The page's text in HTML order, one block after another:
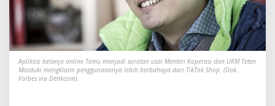
H
u
a
n
,
P
Aplikasi belanja online Temu menjadi sorotan usai Menteri Koperasi dan UKM Teten
Masduki mengklaim penggunaannya lebih berbahaya dari TikTok Shop. (Dok.
Forbes via Detikcom).